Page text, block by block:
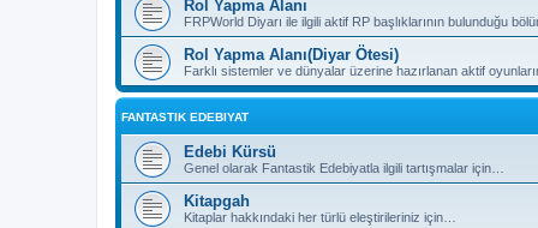
Rol Yapma Alanı
FRPWorld Diyarı ile ilgili aktif RP başlıklarının bulunduğu
Rol Yapma Alanı(Diyar Ötesi)
Farklı sistemler ve dünyalar üzerine hazırlanan aktif
FANTASTIK EDEBIYAT
Edebi Kürsü
Genel olarak Fantastik Edebiyatla ilgili tartışmalar için…
Kitapgah
Kitaplar hakkındaki her türlü eleştirileriniz için…